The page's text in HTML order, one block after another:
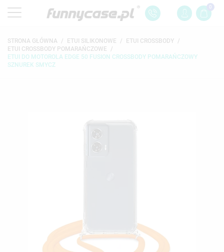
0
STRONA GŁÓWNA ETUI SILIKONOWE
ETUI CROSSBODY
ETUI CROSSBODY POMARAŃCZOWE
ETUI DO MOTOROLA EDGE 50 FUSION CROSSBODY POMARAŃCZOWY
SZNUREK SMYCZ